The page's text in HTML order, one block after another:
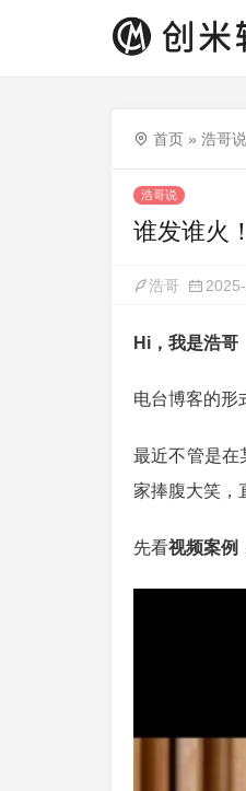
首页 » 浩哥说
浩哥说
谁发谁火
浩哥
Hi，我是浩哥
电台博客的形
最近不管是在
家捧腹大笑，
先看视频案例